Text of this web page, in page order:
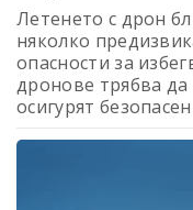
Летенето с дрон
няколко
опасности за
дронове трябва да
осигурят безопасен